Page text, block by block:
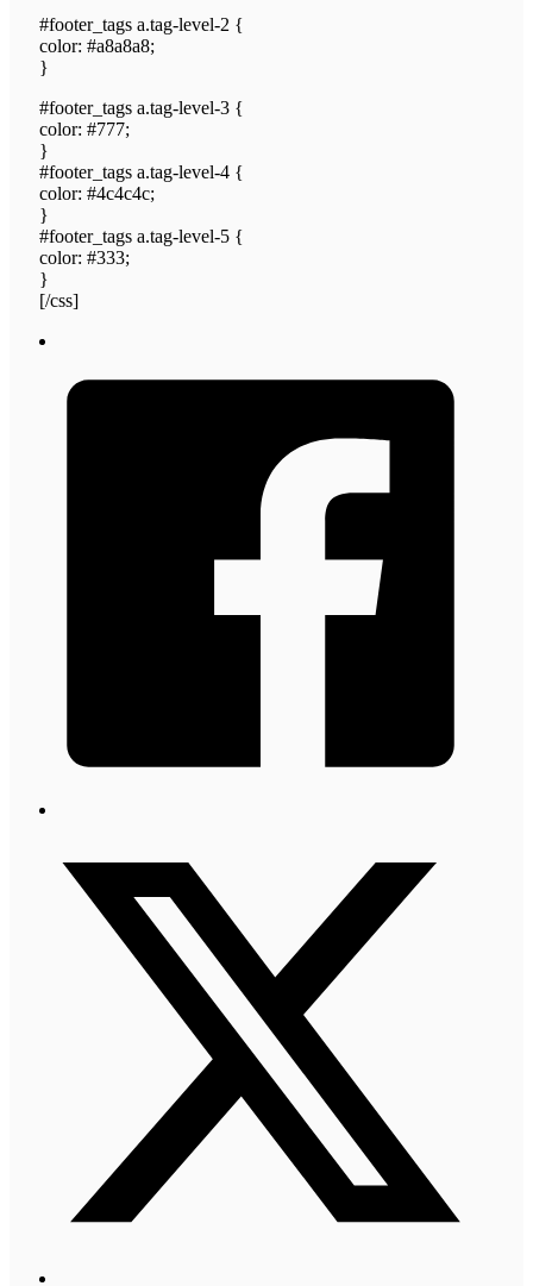
#footer_tags a.tag-level-2 {
color: #a8a8a8;
}
#footer_tags a.tag-level-3 {
color: #777;
}
#footer_tags a.tag-level-4 {
color: #4c4c4c;
}
#footer_tags a.tag-level-5 {
color: #333;
}
[/css]